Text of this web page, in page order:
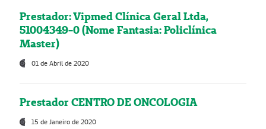
Prestador: Vipmed Clínica Geral Ltda,
51004349-0 (Nome Fantasia: Policlínica
Master)
01 de Abril de 2020
Prestador CENTRO DE ONCOLOGIA
15 de Janeiro de 2020